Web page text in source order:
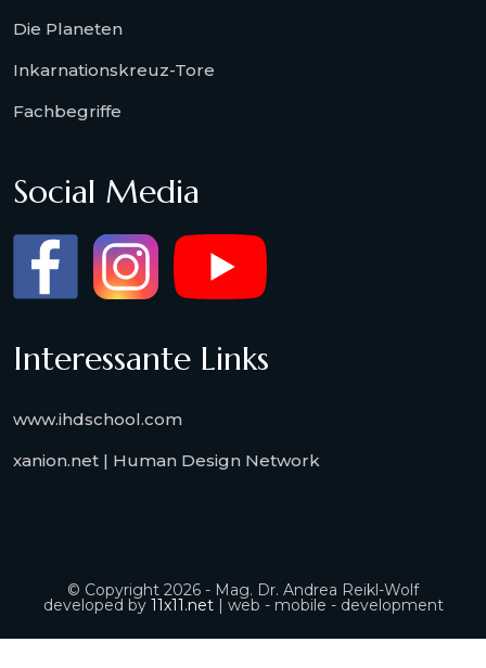
Die Planeten
Inkarnationskreuz-Tore
Fachbegriffe
Social Media
Interessante Links
www.ihdschool.com
xanion.net | Human Design Network
© Copyright 2026 - Mag. Dr. Andrea Reikl-Wolf
developed by 11x11.net| web - mobile - development